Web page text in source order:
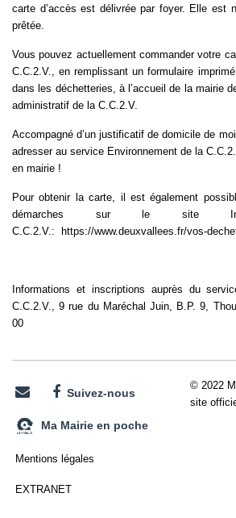
carte d’accès est délivrée par foyer. Elle est
prêtée.
Vous pouvez actuellement commander votre
C.C.2.V., en remplissant un formulaire
dans les déchetteries, à l’accueil de la mairie
administratif de la C.C.2.V.
Accompagné d’un justificatif de domicile de
adresser au service Environnement de la
en mairie !
Pour obtenir la carte, il est également
démarches sur le site
C.C.2.V.:
https://www.deuxvallees.fr/vos-
Informations et inscriptions auprès du
C.C.2.V., 9 rue du Maréchal Juin, B.P. 9,
00
Suivez-nous
Ma Mairie en poche
Mentions légales
EXTRANET
© 2022
site